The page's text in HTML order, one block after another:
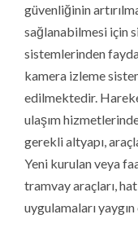
güvenliğinin
sağlanabilmesi için
sistemlerinden
kamera izleme
edilmektedir.
ulaşım
gerekli altyapı,
Yeni kurulan veya
tramvay araçları,
uygulamaları